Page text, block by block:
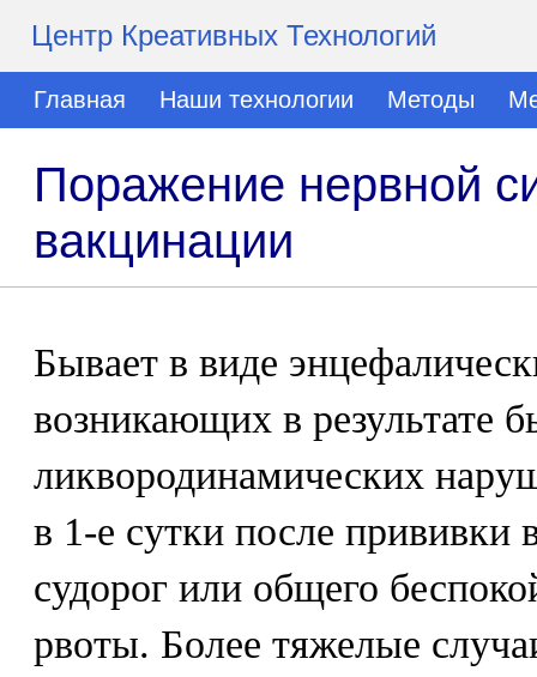
Центр Креативных Технологий
Главная Наши технологии Методы
Поражение нервной
вакцинации
Бывает в виде
возникающих в результате
ликвородинамических
в 1-е сутки после прививки
судорог или общего
рвоты. Более тяжелые